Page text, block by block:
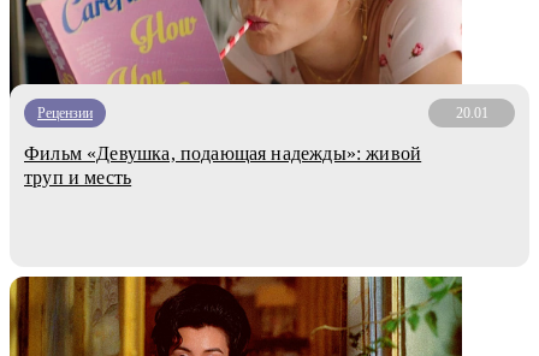
Рецензии 20.01
Фильм «Девушка, подающая надежды»: живой
труп и месть